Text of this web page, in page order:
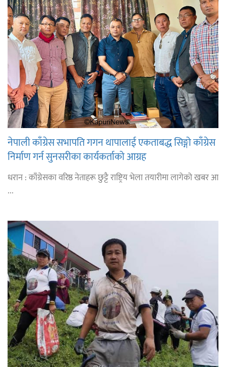
नेपाली काँग्रेस सभापति गगन थापालाई एकताबद्ध सिङ्गो काँग्रेस
निर्माण गर्न सुनसरीका कार्यकर्ताको आग्रह
धरान : काँग्रेसका वरिष्ठ नेताहरू छुट्टै राष्ट्रिय भेला तयारीमा लागेको खबर आ
...